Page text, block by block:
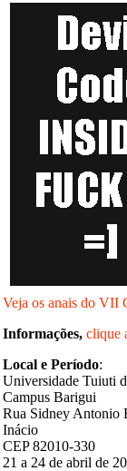
Veja os anais do VII
Informações, clique
Local e Período:
Universidade Tuiuti
Campus Barigui
Rua Sidney Antonio
Inácio
CEP 82010-330
21 a 24 de abril de